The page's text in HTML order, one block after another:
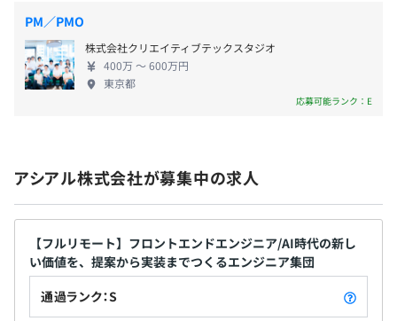
・希望者には外付けディスプレイ付き（複数台可）
・使用するマウスやキーボードも自由に選択
・デザイン・開発ツールも、プロジェクトの条件にあわせ
て自由に導入
など、メンバーやチームにとって生産性を高めることを目
プロジェクトごとに選択
PM／PMO
株式会社クリエイティブテックスタジオ
400万 〜 600万円
東京都
応募可能ランク：E
アシアル株式会社が募集中の求人
【フルリモート】フロントエンドエンジニア/AI時代の新し
い価値を、提案から実装までつくるエンジニア集団
通過ランク：S